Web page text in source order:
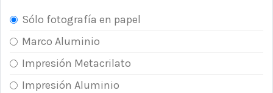
Sólo fotografía en papel
Marco Aluminio
Impresión Metacrilato
Impresión Aluminio